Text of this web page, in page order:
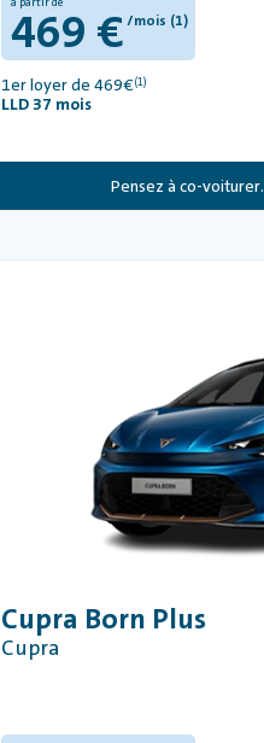
469 €/mois (1)
1er loyer de 469€(1)
LLD 37 mois
Pensez à co-voiturer.
Cupra Born Plus
Cupra